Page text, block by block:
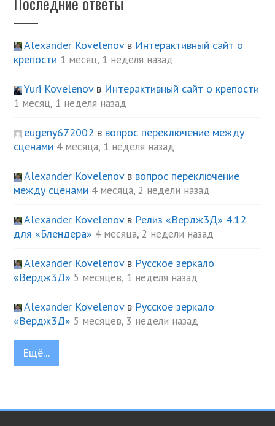
Alexander Kovelenovв Интерактивный сайт о
крепости 1 месяц, 1 неделя назад
Yuri Kovelenovв Интерактивный сайт о крепости
1 месяц, 1 неделя назад
eugeny672002 в вопрос переключение между
сценами 4 месяца, 1 неделя назад
Alexander Kovelenovв вопрос переключение
между сценами 4 месяца, 2 недели назад
Alexander Kovelenovв Релиз «Вердж3Д» 4.12
для «Блендера» 4 месяца, 2 недели назад
Alexander Kovelenovв Русское зеркало
«Вердж3Д» 5 месяцев, 1 неделя назад
Alexander Kovelenovв Русское зеркало
«Вердж3Д» 5 месяцев, 3 недели назад
Ещё...